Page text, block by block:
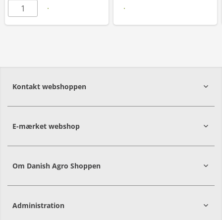
Kontakt webshoppen
E-mærket webshop
Om Danish Agro Shoppen
Administration